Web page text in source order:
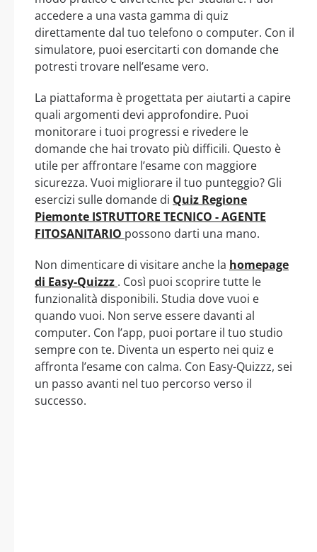
accedere a una vasta gamma di quiz
direttamente dal tuo telefono o computer. Con il
simulatore, puoi esercitarti con domande che
potresti trovare nell’esame vero.
La piattaforma è progettata per aiutarti a capire
quali argomenti devi approfondire. Puoi
monitorare i tuoi progressi e rivedere le
domande che hai trovato più difficili. Questo è
utile per affrontare l’esame con maggiore
sicurezza. Vuoi migliorare il tuo punteggio? Gli
esercizi sulle domande di Quiz Regione
Piemonte ISTRUTTORE TECNICO - AGENTE
FITOSANITARIO possono darti una mano.
Non dimenticare di visitare anche la homepage
di Easy-Quizzz . Così puoi scoprire tutte le
funzionalità disponibili. Studia dove vuoi e
quando vuoi. Non serve essere davanti al
computer. Con l’app, puoi portare il tuo studio
sempre con te. Diventa un esperto nei quiz e
affronta l’esame con calma. Con Easy-Quizzz, sei
un passo avanti nel tuo percorso verso il
successo.